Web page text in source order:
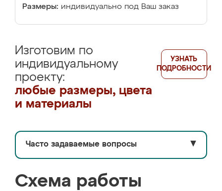
Размеры: индивидуально под Ваш заказ
Изготовим по
индивидуальному
проекту:
любые размеры, цвета
и материалы
УЗНАТЬ
ПОДРОБНОСТИ
Часто задаваемые вопросы ▼
Схема работы